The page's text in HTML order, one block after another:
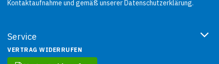
Service
VERTRAG WIDERRUFEN
Kontaktaufnahme und gemäß unsererDatenschutzerklärung.